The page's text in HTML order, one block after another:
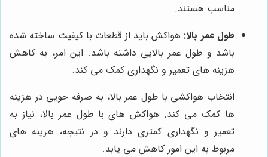
مناسب هستند.
طول عمر بالا: هواکش باید از قطعات با کیفیت ساخته شده
باشد و طول عمر بالایی داشته باشد. این امر، به کاهش
هزینه های تعمیر و نگهداری کمک می کند.
انتخاب هواکشی با طول عمر بالا، به صرفه جویی در هزینه
ها کمک می کند. هواکش های با طول عمر بالا، نیاز به
تعمیر و نگهداری کمتری دارند و در نتیجه، هزینه های
مربوط به این امور کاهش می یابد.